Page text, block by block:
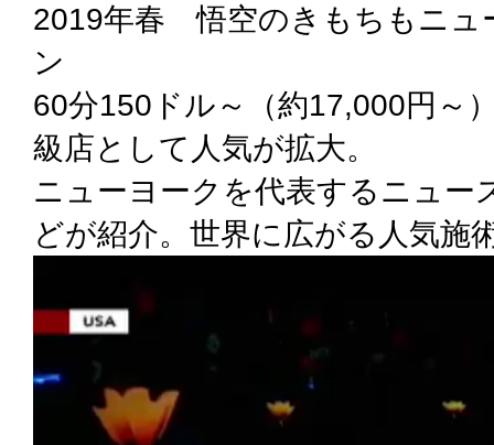
2019年春 悟空のきもちもニュ
ン
60分150ドル～（約17,000円～
級店として人気が拡大。
ニューヨークを代表するニュー
どが紹介。世界に広がる人気施